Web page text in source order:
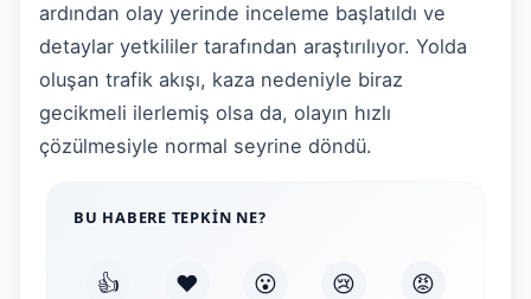
ardından olay yerinde inceleme başlatıldı ve
detaylar yetkililer tarafından araştırılıyor. Yolda
oluşan trafik akışı, kaza nedeniyle biraz
gecikmeli ilerlemiş olsa da, olayın hızlı
çözülmesiyle normal seyrine döndü.
BU HABERE TEPKIN NE?
👍 ❤️ 😮 😢 😡